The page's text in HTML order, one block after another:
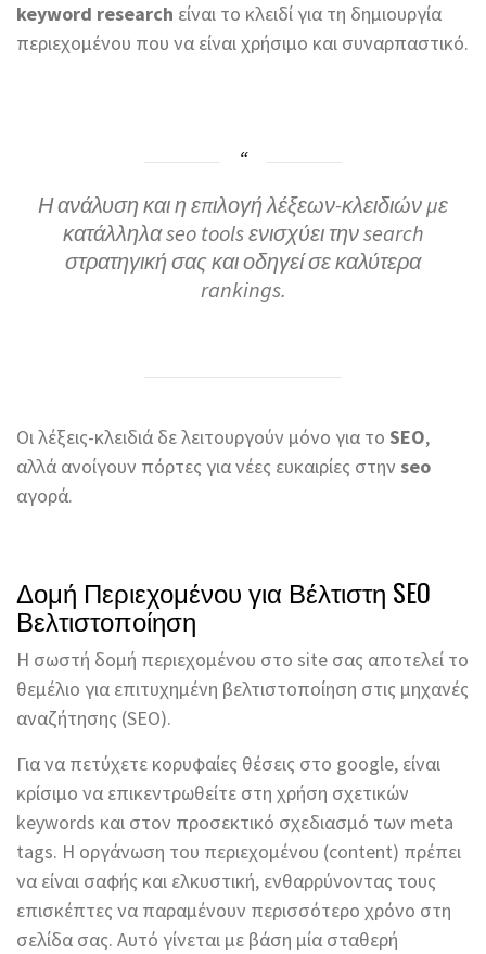
keyword research είναι το κλειδί για τη δημιουργία
περιεχομένου που να είναι χρήσιμο και συναρπαστικό.
Η ανάλυση και η επιλογή λέξεων-κλειδιών με
κατάλληλα seo tools ενισχύει την search
στρατηγική σας και οδηγεί σε καλύτερα
rankings.
Οι λέξεις-κλειδιά δε λειτουργούν μόνο για το SEO,
αλλά ανοίγουν πόρτες για νέες ευκαιρίες στην seo
αγορά.
Δομή Περιεχομένου για Βέλτιστη SEO
Βελτιστοποίηση
Η σωστή δομή περιεχομένου στο site σας αποτελεί το
θεμέλιο για επιτυχημένη βελτιστοποίηση στις μηχανές
αναζήτησης (SEO).
Για να πετύχετε κορυφαίες θέσεις στο google, είναι
κρίσιμο να επικεντρωθείτε στη χρήση σχετικών
keywords και στον προσεκτικό σχεδιασμό των meta
tags. Η οργάνωση του περιεχομένου (content) πρέπει
να είναι σαφής και ελκυστική, ενθαρρύνοντας τους
επισκέπτες να παραμένουν περισσότερο χρόνο στη
σελίδα σας. Αυτό γίνεται με βάση μία σταθερή